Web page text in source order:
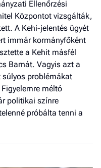
- heti
Ellenőrzési
Központot vizsgálták,
A Kehi-jelentés ügyét
immár kormányfőként
a Kehit másfél
Barnát. Vagyis azt a
problémákat
méltó
politikai színre
próbálta tenni a